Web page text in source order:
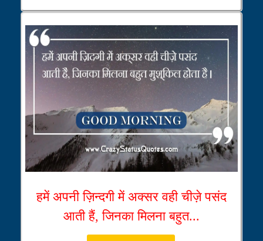
हमें अपनी ज़िन्दगी में अक्सर वही चीज़े पसंद
आती हैं, जिनका मिलना बहुत...